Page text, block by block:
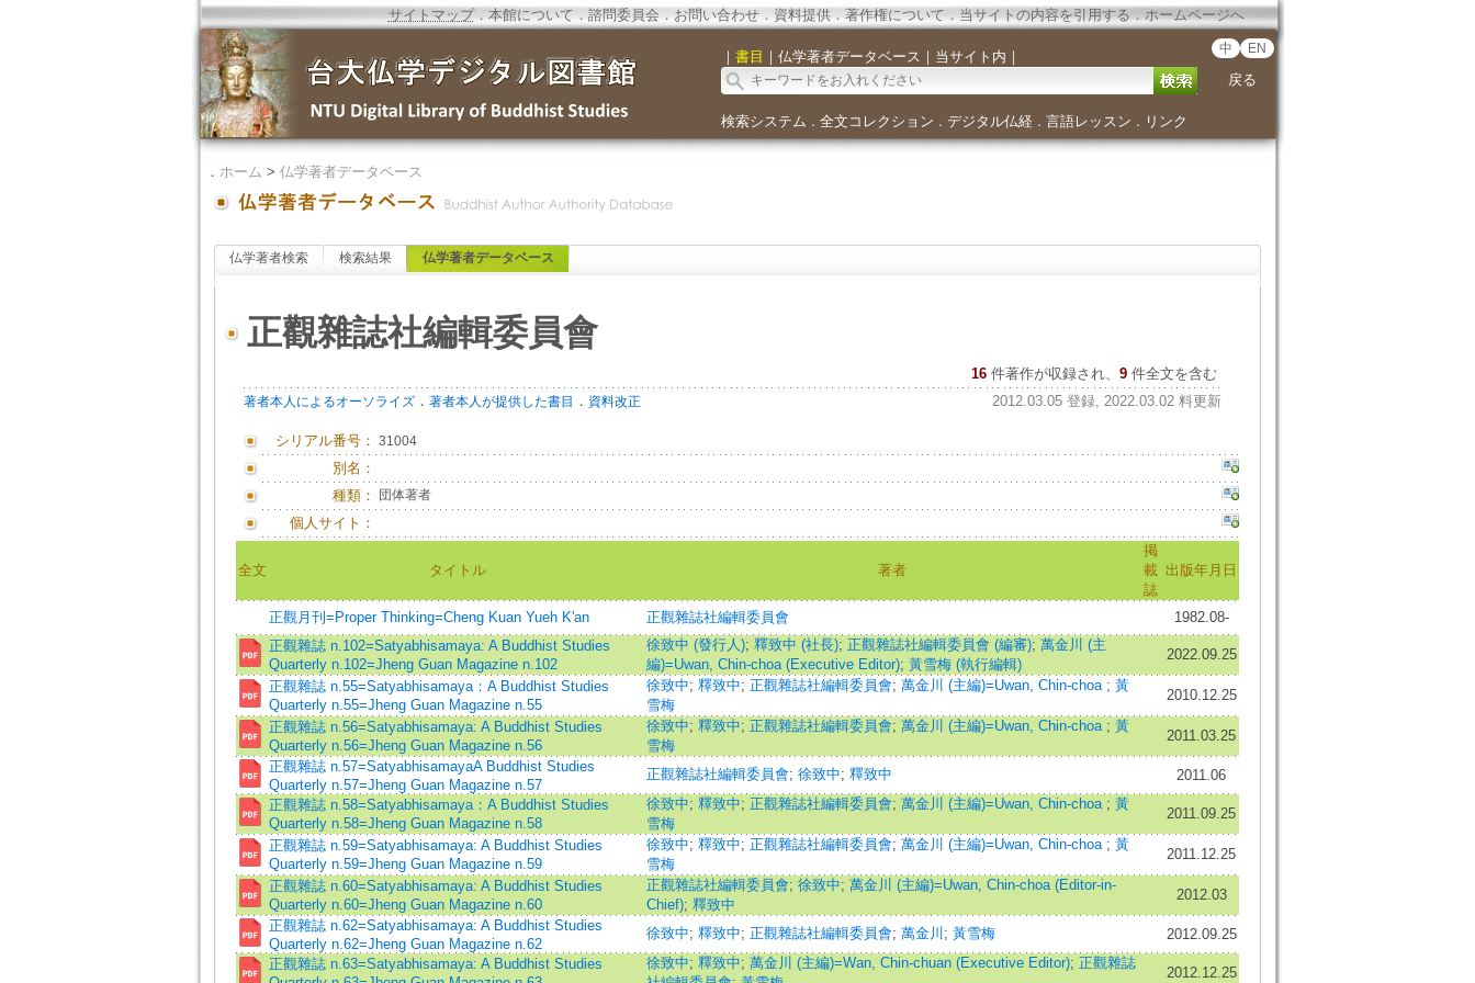
サイトマップ．本館について．諮問委員会． お問い合わせ． 資料提供．著作権について．当サイトの内容を引用する．ホームページへ
｜ 書目 ｜ 仏学著者データベース ｜ 当サイト内 ｜ 中 EN
戻る
検索システム ． 全文コレクション ． デジタル仏経． 言語レッスン ． リンク
． ホーム > 仏学著者データベース
仏学著者検索 検索結果 仏学著者データベース
正觀雜誌社編輯委員會
16 件著作が収録され、 9件全文を含む
著者本人によるオーソライズ． 著者本人が提供した書目 ． 資料改正 2012.03.05 登録, 2022.03.02 料更新
シリアル番号： 31004
別名：
種類：
団体著者
個人サイト：
全文 タイトル 著者
掲
載
誌
出版年月日
正觀月刊=Proper Thinking=Cheng Kuan Yueh K'an 正觀雜誌社編輯委員會
1982.08-
正觀雜誌 n.102=Satyabhisamaya: A Buddhist Studies
Quarterly n.102=Jheng Guan Magazine n.102
徐致中 (發行人); 釋致中 (社長); 正觀雜誌社編輯委員會 (編審); 萬金川 (主
編)=Uwan, Chin-choa (Executive Editor); 黃雪梅 (執行編輯)
2022.09.25
正觀雜誌 n.55=Satyabhisamaya：A Buddhist Studies
Quarterly n.55=Jheng Guan Magazine n.55
徐致中; 釋致中; 正觀雜誌社編輯委員會; 萬金川 (主編)=Uwan, Chin-choa ; 黃
雪梅
2010.12.25
正觀雜誌 n.56=Satyabhisamaya: A Buddhist Studies
Quarterly n.56=Jheng Guan Magazine n.56
徐致中; 釋致中; 正觀雜誌社編輯委員會; 萬金川 (主編)=Uwan, Chin-choa ; 黃
雪梅
2011.03.25
正觀雜誌 n.57=SatyabhisamayaA Buddhist Studies
Quarterly n.57=Jheng Guan Magazine n.57
正觀雜誌社編輯委員會; 徐致中; 釋致中
2011.06
正觀雜誌 n.58=Satyabhisamaya：A Buddhist Studies
Quarterly n.58=Jheng Guan Magazine n.58
徐致中; 釋致中; 正觀雜誌社編輯委員會; 萬金川 (主編)=Uwan, Chin-choa ; 黃
雪梅
2011.09.25
正觀雜誌 n.59=Satyabhisamaya: A Buddhist Studies
Quarterly n.59=Jheng Guan Magazine n.59
徐致中; 釋致中; 正觀雜誌社編輯委員會; 萬金川 (主編)=Uwan, Chin-choa ; 黃
雪梅
2011.12.25
正觀雜誌 n.60=Satyabhisamaya: A Buddhist Studies
Quarterly n.60=Jheng Guan Magazine n.60
正觀雜誌社編輯委員會; 徐致中; 萬金川 (主編)=Uwan, Chin-choa (Editor-in-
Chief); 釋致中
2012.03
正觀雜誌 n.62=Satyabhisamaya: A Buddhist Studies
Quarterly n.62=Jheng Guan Magazine n.62
徐致中; 釋致中; 正觀雜誌社編輯委員會; 萬金川 ; 黃雪梅
2012.09.25
正觀雜誌 n.63=Satyabhisamaya: A Buddhist Studies
徐致中; 釋致中; 萬金川 (主編)=Wan, Chin-chuan (Executive Editor); 正觀雜誌
2012.12.25